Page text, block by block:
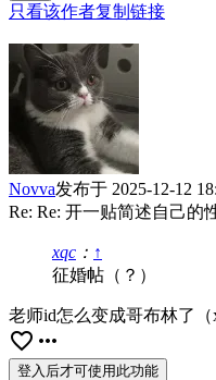
只看该作者复制链接
Novva发布于 2025-12-12
Re: Re: 开一贴简述自己的
xqc ： ↑
征婚帖（？）
老师id怎么变成哥布林了（x
favorite_border more_horiz
登入后才可使用此功能